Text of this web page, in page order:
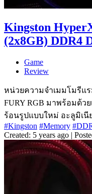
Kingston
(2x8GB) DDR4
Game
Review
หน่วยความจำเมมโมรีแร
FURY RGB มาพร้อมด้ว
ร้อนรูปแบบใหม่ อะลูมิเ
#Kingston #Memory
Created: 5 years ago |